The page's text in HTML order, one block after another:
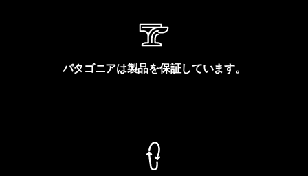
パタゴニアは製品を保証しています。